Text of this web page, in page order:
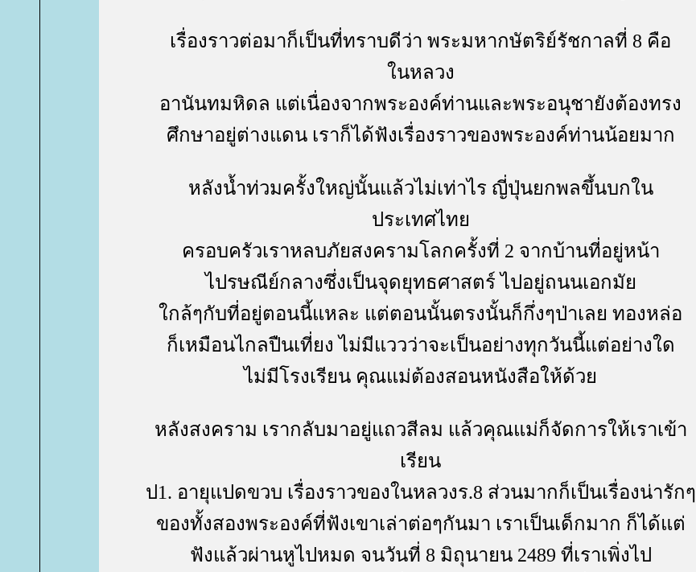
เรื่องราวต่อมาก็เป็นที่ทราบดีว่า พระมหากษัตริย์รัชกาลที่ 8 คือ
นหลวง
อานันทมหิดล แต่เนื่องจากพระองค์ท่านและพระอนุชายังต้องทรง
ศึกษาอยู่ต่างแดน เราก็ได้ฟังเรื่องราวของพระองค์ท่านน้อยมาก
หลังน้ำท่วมครั้งใหญ่นั้นแล้วไม่เท่าไร ญี่ปุ่นยกพลขึ้นบกใน
ประเทศไท
ครอบครัวเราหลบภัยสงครามโลกครั้งที่ 2 จากบ้านที่อยู่หน้า
ไปรษณีย์กลางซึ่งเป็นจุดยุทธศาสตร์ ไปอยู่ถนนเอกมั
กล้ๆกับที่อยู่ตอนนี้แหละ แต่ตอนนั้นตรงนั้นก็กึ่งๆป่าเลย ทองหล่อ
ก็เหมือนไกลปืนเที่ยง ไม่มีแววว่าจะเป็นอย่างทุกวันนี้แต่อย่างใด
ไม่มีโรงเรียน คุณแม่ต้องสอนหนังสือให้ด้ว
หลังสงคราม เรากลับมาอยู่แถวสีลม แล้วคุณแม่ก็จัดการให้เราเข้า
เรียน
ป1. อายุแปดขวบ เรื่องราวของในหลวงร.8 ส่วนมากก็เป็นเรื่องน่ารักๆ
ของทั้งสองพระองค์ที่ฟังเขาเล่าต่อๆกันมา เราเป็นเด็กมาก ก็ได้แต่
ฟังแล้วผ่านหูไปหมด จนวันที่ 8 มิถุนายน 2489 ที่เราเพิ่งไป